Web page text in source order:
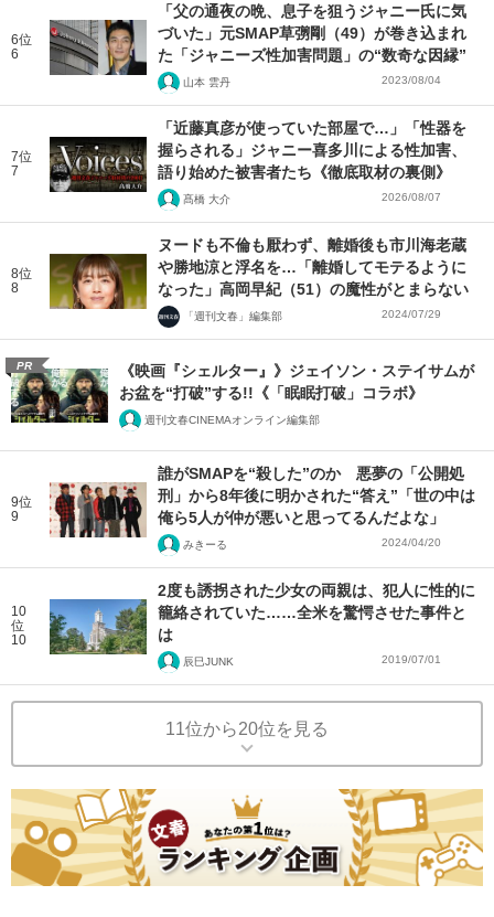
6位
6
「父の通夜の晩、息子を狙うジャニー氏に気
づいた」元SMAP草彅剛（49）が巻き込まれ
た「ジャニーズ性加害問題」の“数奇な因縁”
山本 雲丹 2023/08/04
7位
7
「近藤真彦が使っていた部屋で…」「性器を
握らされる」ジャニー喜多川による性加害、
語り始めた被害者たち《徹底取材の裏側》
髙橋 大介 2026/08/07
8位
8
ヌードも不倫も厭わず、離婚後も市川海老蔵
や勝地涼と浮名を…「離婚してモテるように
なった」高岡早紀（51）の魔性がとまらない
「週刊文春」編集部 2024/07/29
PR
《映画『シェルター』》ジェイソン・ステイサムが
お盆を“打破”する!!《「眠眠打破」コラボ》
週刊文春CINEMAオンライン編集部
9位
9
誰がSMAPを“殺した”のか 悪夢の「公開処
刑」から8年後に明かされた“答え”「世の中は
俺ら5人が仲が悪いと思ってるんだよな」
みきーる 2024/04/20
10
位
10
2度も誘拐された少女の両親は、犯人に性的に
籠絡されていた……全米を驚愕させた事件と
は
辰巳JUNK 2019/07/01
11位から20位を見る